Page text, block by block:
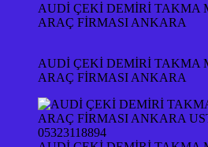
AUDİ ÇEKİ DEMİRİ TAKMA
ARAÇ FİRMASI ANKARA
AUDİ ÇEKİ DEMİRİ TAKMA
ARAÇ FİRMASI ANKARA